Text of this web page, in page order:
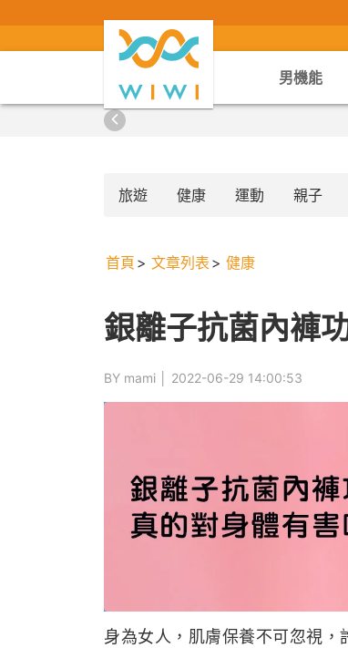
男機能
旅遊 健康 運動 親子
首頁 文章列表 健康
銀離子抗菌內褲
BY mami │ 2022-06-29 14:00:53
身為女人，肌膚保養不可忽視